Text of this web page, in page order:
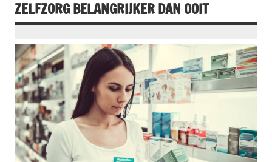
ZELFZORG BELANGRIJKER DAN OOIT